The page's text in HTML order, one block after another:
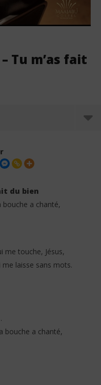
Tu m’as fait
du bien (Lyrics)
du bien
bouche a chanté,
me touche, Jésus,
laisse sans mots.
bouche a chanté,